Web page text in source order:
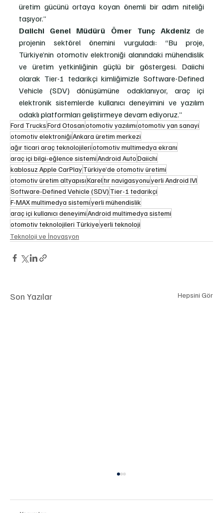
üretim gücünü ortaya koyan önemli bir adım niteliği
taşıyor.”
Daiichi Genel Müdürü Ömer Tunç Akdeniz de
projenin sektörel önemini vurguladı: “Bu proje,
Türkiye’nin otomotiv elektroniği alanındaki mühendislik
ve üretim yetkinliğinin güçlü bir göstergesi. Daiichi
olarak Tier-1 tedarikçi kimliğimizle Software-Defined
Vehicle (SDV) dönüşümüne odaklanıyor, araç içi
elektronik sistemlerde kullanıcı deneyimini ve yazılım
odaklı platformları geliştirmeye devam ediyoruz.”
Ford TrucksFord Otosanotomotiv yazılımıotomotiv yan sanayi
otomotiv elektroniğiAnkara üretim merkezi
ağır ticari araç teknolojileriotomotiv multimedya ekranı
araç içi bilgi-eğlence sistemiAndroid AutoDaiichi
kablosuz Apple CarPlayTürkiye’de otomotiv üretimi
otomotiv üretim altyapısıKareltır navigasyonuyerli Android IVI
Software-Defined Vehicle (SDV) Tier-1 tedarikçi
F-MAX multimedya sistemiyerli mühendislik
araç içi kullanıcı deneyimiAndroid multimedya sistemi
otomotiv teknolojileri Türkiyeyerli teknoloji
Teknoloji ve İnovasyon
Son Yazılar Hepsini Gör